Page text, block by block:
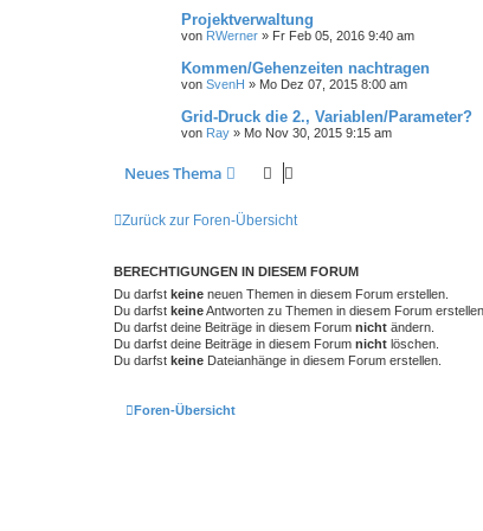
Projektverwaltung
von RWerner » Fr Feb 05, 2016 9:40 am
Kommen/Gehenzeiten nachtragen
von SvenH » Mo Dez 07, 2015 8:00 am
Grid-Druck die 2., Variablen/Parameter?
von Ray » Mo Nov 30, 2015 9:15 am
Neues Thema
Zurück zur Foren-Übersicht
BERECHTIGUNGEN IN DIESEM FORUM
Du darfst keine neuen Themen in diesem Forum erstellen.
Du darfst keineAntworten zu Themen in diesem Forum erstellen.
Du darfst deine Beiträge in diesem Forum nicht ändern.
Du darfst deine Beiträge in diesem Forum nicht löschen.
Du darfst keine Dateianhänge in diesem Forum erstellen.
Foren-Übersicht